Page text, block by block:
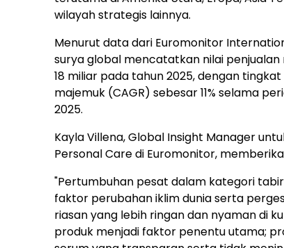
wilayah strategis lainnya.
Menurut data dari Euromonitor
surya global mencatatkan nilai
18 miliar pada tahun 2025, dengan
majemuk (CAGR) sebesar 11% selama
2025.
Kayla Villena, Global Insight Manager
Personal Care di Euromonitor,
"Pertumbuhan pesat dalam kategori
faktor perubahan iklim dunia serta
riasan yang lebih ringan dan nyaman di
produk menjadi faktor penentu utama;